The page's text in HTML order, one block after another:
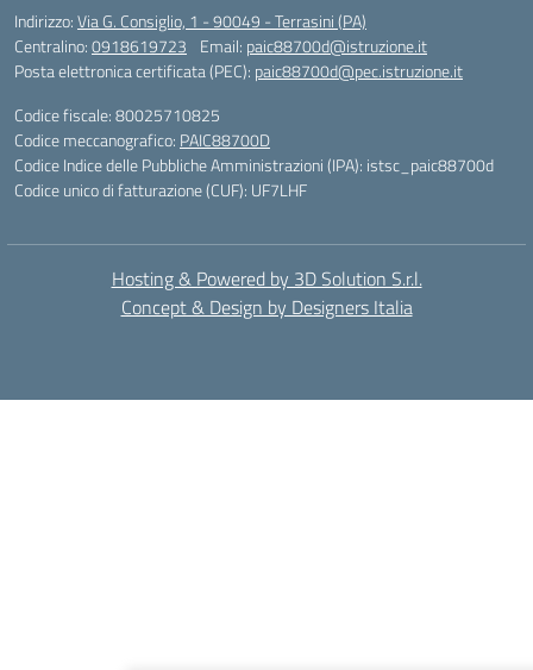
Indirizzo:Via G. Consiglio, 1 - 90049 - Terrasini (PA)
Centralino:0918619723 Email: paic88700d@istruzione.it
Posta elettronica certificata (PEC): paic88700d@pec.istruzione.it
Codice fiscale: 80025710825
Codice meccanografico: PAIC88700D
Codice Indice delle Pubbliche Amministrazioni (IPA): istsc_paic88700d
Codice unico di fatturazione (CUF): UF7LHF
Hosting & Powered by 3D Solution S.r.l.
Concept & Design by Designers Italia